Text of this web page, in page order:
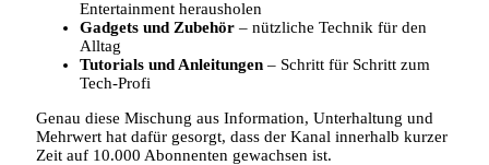
Entertainment herausholen
Gadgets und Zubehör – nützliche Technik für den
Alltag
Tutorials und Anleitungen – Schritt für Schritt zum
Tech-Profi
Genau diese Mischung aus Information, Unterhaltung und
Mehrwert hat dafür gesorgt, dass der Kanal innerhalb kurzer
Zeit auf 10.000 Abonnenten gewachsen ist.